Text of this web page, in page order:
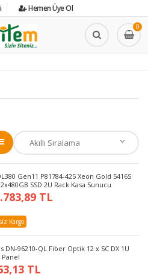
Hemen Üye Ol
0
Gen11 P81784-425 Xeon Gold 5416S
SSD 2U Rack Kasa Sunucu
TL
Kargo
DN-96210-QL Fiber Optik 12 x SC DX 1U
Panel
TL